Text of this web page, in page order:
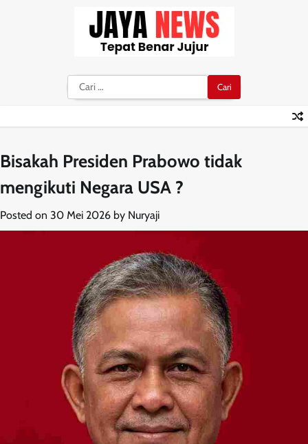
Cari
untuk:
Bisakah Presiden Prabowo tidak
mengikuti Negara USA ?
Posted on 30 Mei 2026 by Nuryaji